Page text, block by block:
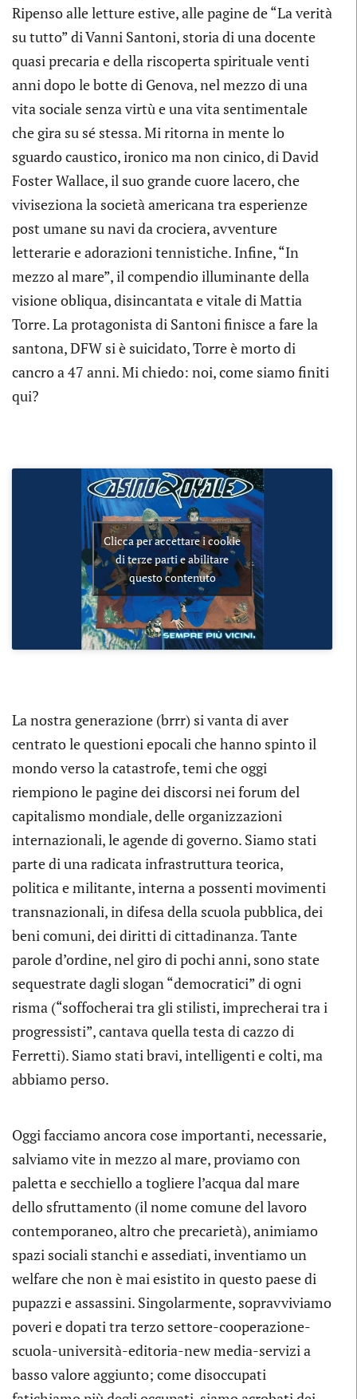
Ripenso alle letture estive, alle pagine de “La verità
su tutto” di Vanni Santoni, storia di una docente
quasi precaria e della riscoperta spirituale venti
anni dopo le botte di Genova, nel mezzo di una
vita sociale senza virtù e una vita sentimentale
che gira su sé stessa. Mi ritorna in mente lo
sguardo caustico, ironico ma non cinico, di David
Foster Wallace, il suo grande cuore lacero, che
viviseziona la società americana tra esperienze
post umane su navi da crociera, avventure
letterarie e adorazioni tennistiche. Infine, “In
mezzo al mare”, il compendio illuminante della
visione obliqua, disincantata e vitale di Mattia
Torre. La protagonista di Santoni finisce a fare la
santona, DFW si è suicidato, Torre è morto di
cancro a 47 anni. Mi chiedo: noi, come siamo finiti
qui?
Clicca per accettare i cookie
di terze parti e abilitare
questo contenuto
La nostra generazione (brrr) si vanta di aver
centrato le questioni epocali che hanno spinto il
mondo verso la catastrofe, temi che oggi
riempiono le pagine dei discorsi nei forum del
capitalismo mondiale, delle organizzazioni
internazionali, le agende di governo. Siamo stati
parte di una radicata infrastruttura teorica,
politica e militante, interna a possenti movimenti
transnazionali, in difesa della scuola pubblica, dei
beni comuni, dei diritti di cittadinanza. Tante
parole d’ordine, nel giro di pochi anni, sono state
sequestrate dagli slogan “democratici” di ogni
risma (“soffocherai tra gli stilisti, imprecherai tra i
progressisti”, cantava quella testa di cazzo di
Ferretti). Siamo stati bravi, intelligenti e colti, ma
abbiamo perso.
Oggi facciamo ancora cose importanti, necessarie,
salviamo vite in mezzo al mare, proviamo con
paletta e secchiello a togliere l’acqua dal mare
dello sfruttamento (il nome comune del lavoro
contemporaneo, altro che precarietà), animiamo
spazi sociali stanchi e assediati, inventiamo un
welfare che non è mai esistito in questo paese di
pupazzi e assassini. Singolarmente, sopravviviamo
poveri e dopati tra terzo settore-cooperazione-
scuola-università-editoria-new media-servizi a
basso valore aggiunto; come disoccupati